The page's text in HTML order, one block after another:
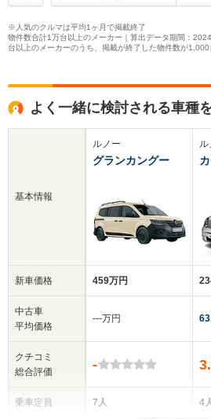
※人気のクルマは平均1ヶ月で掲載終了
物件数合計1万台以上のメーカー｜算出データ期間：
台以上のメーカーのうち、掲載が終了した物件数が1,000
よく一緒に検討される車種
基本情報
新車価格
中古車
平均価格
クチコミ
総合評価
乗車定員
ルノー
グランカングー
459万円
‐‐‐万円
-
7人
ル
4